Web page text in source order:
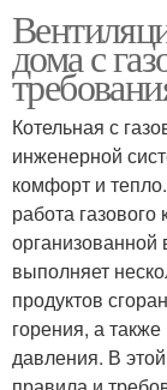
дома с
Котельная с
инженерной
комфорт и
работа
организованной
выполняет
продуктов
горения, а
давления. В